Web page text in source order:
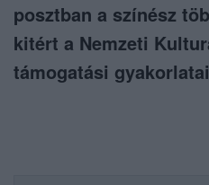
posztban a színész
kitért a Nemzeti
támogatási